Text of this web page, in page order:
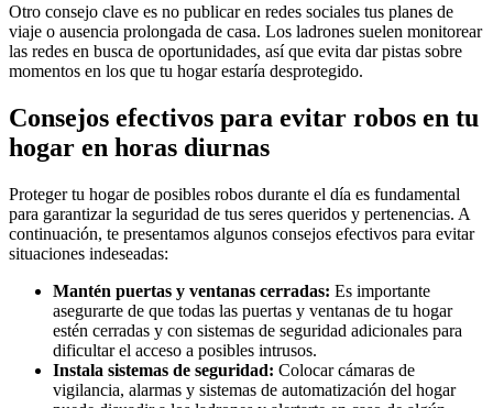
Otro consejo clave es no publicar en redes sociales tus planes de
viaje o ausencia prolongada de casa. Los ladrones suelen monitorear
las redes en busca de oportunidades, así que evita dar pistas sobre
momentos en los que tu hogar estaría desprotegido.
Consejos efectivos para evitar robos en tu
hogar en horas diurnas
Proteger tu hogar de posibles robos durante el día es fundamental
para garantizar la seguridad de tus seres queridos y pertenencias. A
continuación, te presentamos algunos consejos efectivos para evitar
situaciones indeseadas:
Mantén puertas y ventanas cerradas: Es importante
asegurarte de que todas las puertas y ventanas de tu hogar
estén cerradas y con sistemas de seguridad adicionales para
dificultar el acceso a posibles intrusos.
Instala sistemas de seguridad: Colocar cámaras de
vigilancia, alarmas y sistemas de automatización del hogar